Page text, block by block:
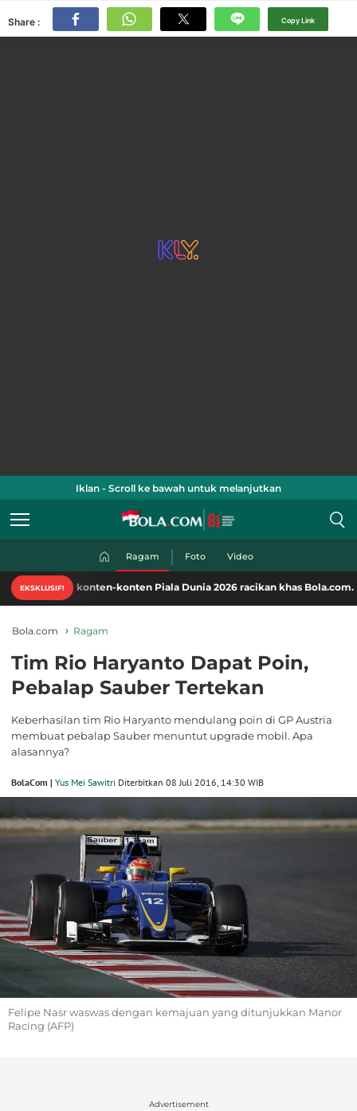
Share : Copy Link
Iklan - Scroll ke bawah untuk melanjutkan
Ragam Foto Video
EKSKLUSIF!
konten-konten Piala Dunia 2026 racikan khas Bola.com. Klik di
Bola.com Ragam
Tim Rio Haryanto Dapat Poin,
Pebalap Sauber Tertekan
Keberhasilan tim Rio Haryanto mendulang poin di GP Austria
membuat pebalap Sauber menuntut upgrade mobil. Apa
alasannya?
BolaCom | Yus Mei Sawitri Diterbitkan 08 Juli 2016, 14:30 WIB
Felipe Nasr waswas dengan kemajuan yang ditunjukkan Manor
Racing (AFP)
Advertisement